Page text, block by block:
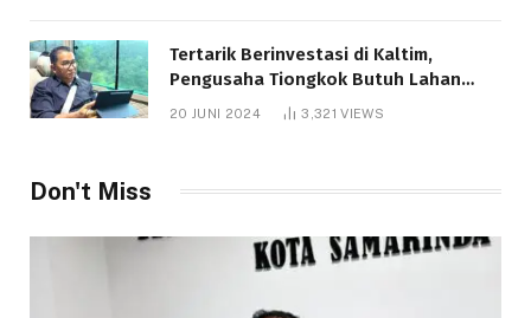
Tertarik Berinvestasi di Kaltim,
Pengusaha Tiongkok Butuh Lahan
20 JUNI 2024 3,321VIEWS
Don't Miss